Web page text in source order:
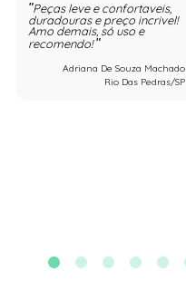
Peças leve e confortaveis,
duradouras e preço incrivel!
Amo demais, só uso e
recomendo!
Adriana De Souza Machado
Rio Das Pedras/SP